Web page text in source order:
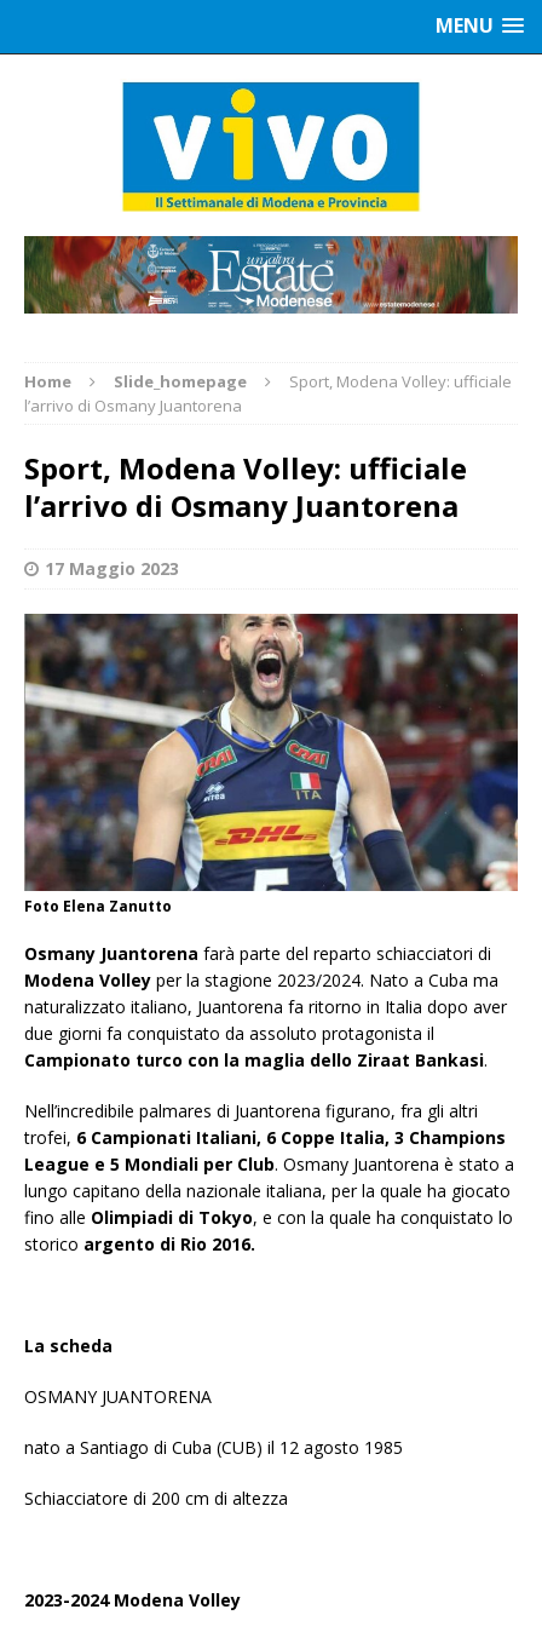
MENU
Home Slide_homepage
Sport, Modena Volley: ufficiale
l’arrivo di Osmany Juantorena
Sport, Modena Volley: ufficiale
l’arrivo di Osmany Juantorena
17 Maggio 2023
Foto Elena Zanutto
Osmany Juantorena farà parte del reparto schiacciatori di
Modena Volley per la stagione 2023/2024. Nato a Cuba ma
naturalizzato italiano, Juantorena fa ritorno in Italia dopo aver
due giorni fa conquistato da assoluto protagonista il
Campionato turco con la maglia dello Ziraat Bankasi.
Nell’incredibile palmares di Juantorena figurano, fra gli altri
trofei, 6 Campionati Italiani, 6 Coppe Italia, 3 Champions
League e 5 Mondiali per Club. Osmany Juantorena è stato a
lungo capitano della nazionale italiana, per la quale ha giocato
fino alle Olimpiadi di Tokyo, e con la quale ha conquistato lo
storico argento di Rio 2016.
La scheda
OSMANY JUANTORENA
nato a Santiago di Cuba (CUB) il 12 agosto 1985
Schiacciatore di 200 cm di altezza
2023-2024 Modena Volley